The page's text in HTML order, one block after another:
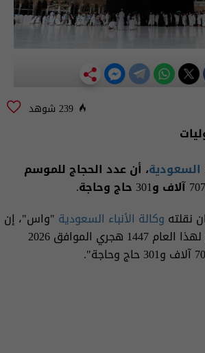
239 شوهد
السعودية، أن عدد الحجاج للموسم
نقلته وكالة الأنباء السعودية "واس"، إن
"إجمالي أعداد الحجاج لهذا العام 1447 هجري الموافق 2026